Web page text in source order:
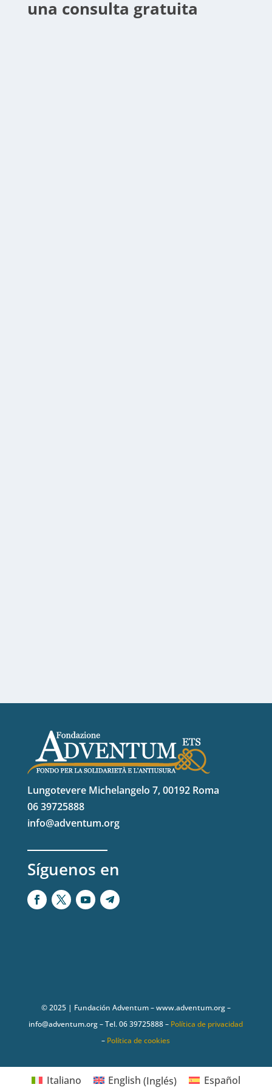
una consulta gratuita
Lungotevere Michelangelo 7, 00192 Roma
06 39725888
info@adventum.org
Síguenos en
© 2025 | Fundación Adventum – www.adventum.org –
info@adventum.org – Tel. 06 39725888 – Política de privacidad
– Política de cookies
Italiano English (Inglés) Español